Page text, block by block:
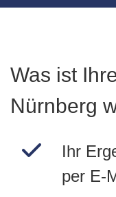
Was ist
Nürnberg
Ihr
per E-